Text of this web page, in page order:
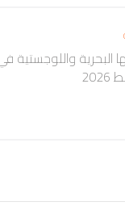
البحرية